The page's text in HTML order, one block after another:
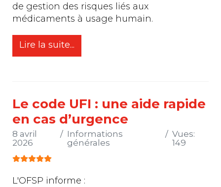
de gestion des risques liés aux
médicaments à usage humain.
Lire la suite...
Le code UFI : une aide rapide
en cas d’urgence
Informations
générales
8 avril
2026
Vues:
149
Vote utilisateur:
L'OFSP informe :